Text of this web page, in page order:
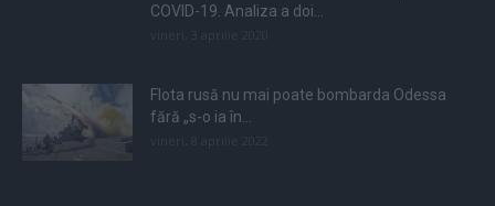
COVID-19. Analiza a doi...
Flota rusă nu mai poate bombarda Odessa
fără „s-o ia în...